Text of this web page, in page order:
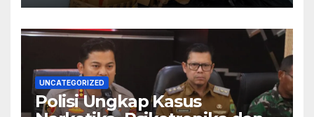
UNCATEGORIZED
Polisi Ungkap Kasus